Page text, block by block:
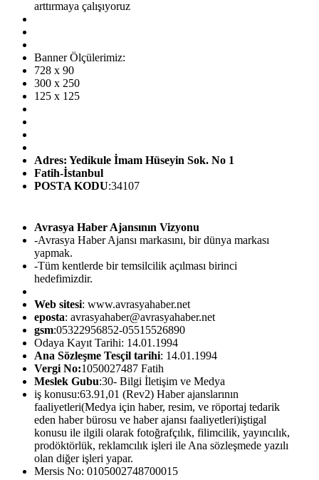
arttırmaya çalışıyoruz
Banner Ölçülerimiz:
728 x 90
300 x 250
125 x 125
Adres: Yedikule İmam Hüseyin Sok. No 1
Fatih-İstanbul
POSTA KODU:34107
Avrasya Haber Ajansının Vizyonu
-Avrasya Haber Ajansı markasını, bir dünya markası
yapmak.
-Tüm kentlerde bir temsilcilik açılması birinci
hedefimizdir.
Web sitesi: www.avrasyahaber.net
eposta: avrasyahaber@avrasyahaber.net
gsm:05322956852-05515526890
Odaya Kayıt Tarihi: 14.01.1994
Ana Sözleşme Tesçil tarihi: 14.01.1994
Vergi No:1050027487 Fatih
Meslek Gubu:30- Bilgi İletişim ve Medya
iş konusu:63.91,01 (Rev2) Haber ajanslarının
faaliyetleri(Medya için haber, resim, ve röportaj tedarik
eden haber bürosu ve haber ajansı faaliyetleri)iştigal
konusu ile ilgili olarak fotoğrafçılık, filimcilik, yayıncılık,
prodöktörlük, reklamcılık işleri ile Ana sözleşmede yazılı
olan diğer işleri yapar.
Mersis No: 0105002748700015